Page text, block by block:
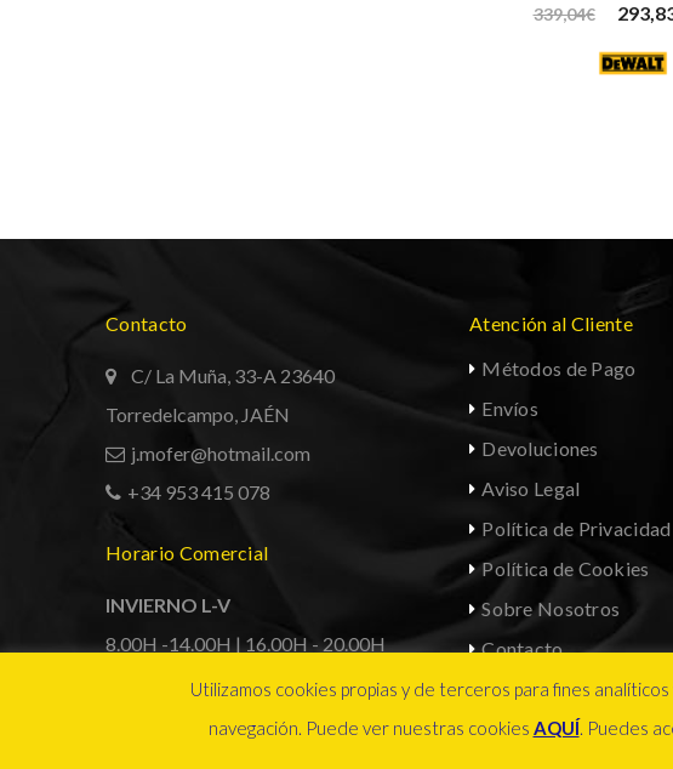
339,04€
Contacto
C/ La Muña, 33-A 23640
Torredelcampo, JAÉN
j.mofer@hotmail.com
+34 953 415 078
Horario Comercial
INVIERNO L-V
8.00H -14.00H | 16.00H - 20.00H
VERANO L-V
8.00H -14.00H | 16.30H - 20.30H
Atención al Cliente
Métodos de Pago
Envíos
Devoluciones
Aviso Legal
Política de Privacidad
Política de Cookies
Sobre Nosotros
Contacto
Mi Cuenta
Utilizamos cookies propias y de terceros para fines
navegación. Puede ver nuestras cookies AQUÍ. Puedes